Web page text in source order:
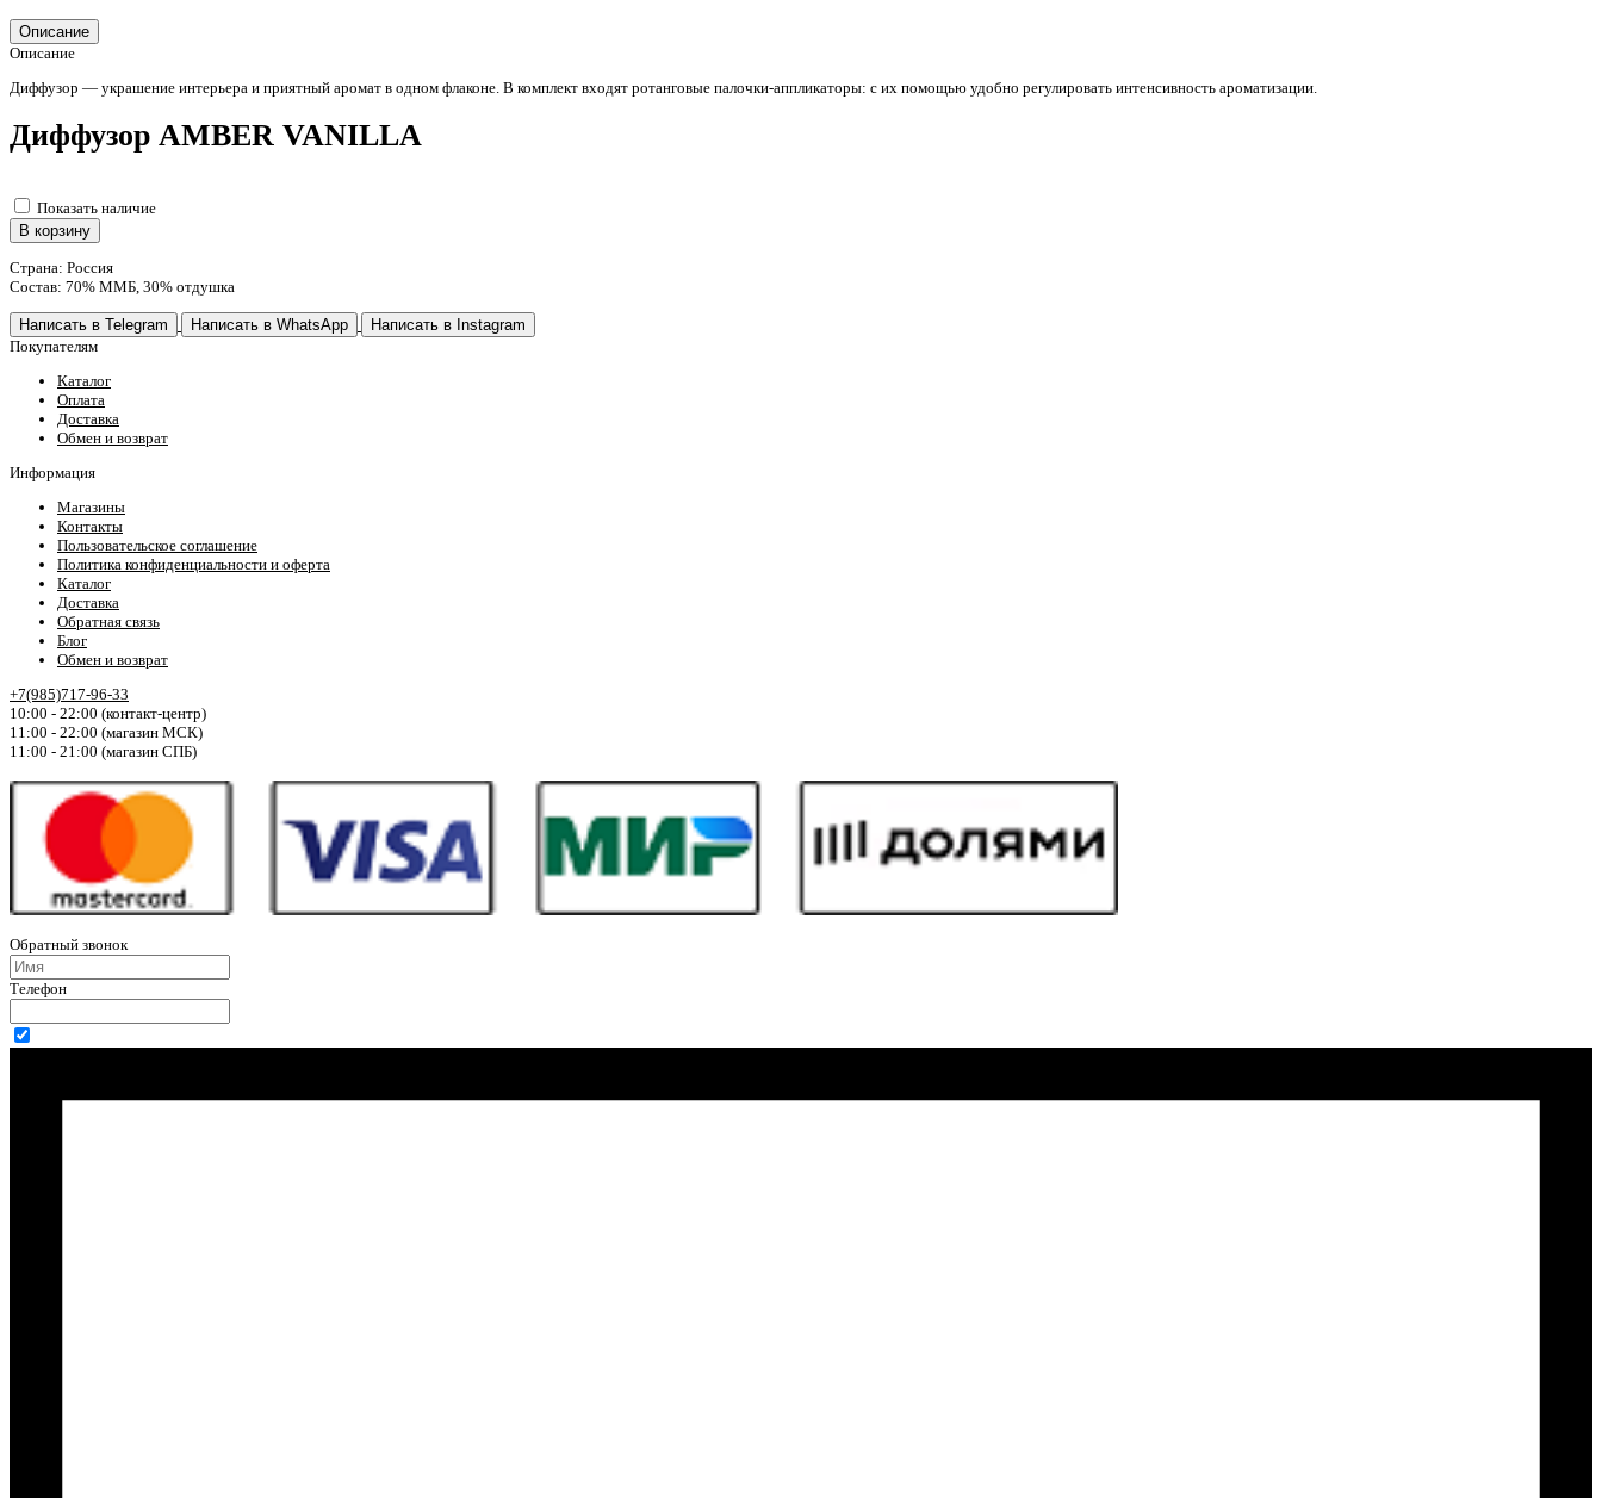
Описание
Описание
Диффузор — украшение интерьера и приятный аромат в одном флаконе. В комплект входят ротанговые палочки-аппликаторы: с их помощью удобно регулировать интенсивность ароматизации.
Диффузор AMBER VANILLA
Показать наличие
В корзину
Страна: Россия
Состав: 70% ММБ, 30% отдушка
Написать в Telegram Написать в WhatsApp
Написать в Instagram
Покупателям
Каталог
Оплата
Доставка
Обмен и возврат
Информация
Магазины
Контакты
Пользовательское соглашение
Политика конфиденциальности и оферта
Каталог
Доставка
Обратная связь
Блог
Обмен и возврат
+7(985)717-96-33
10:00 - 22:00 (контакт-центр)
11:00 - 22:00 (магазин МСК)
11:00 - 21:00 (магазин СПБ)
Обратный звонок
Телефон